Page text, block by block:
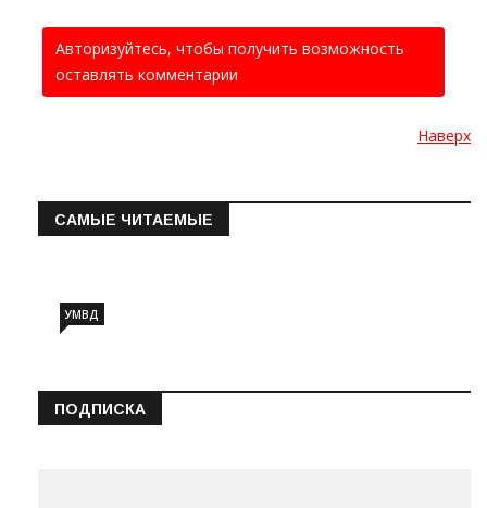
Авторизуйтесь, чтобы получить возможность
оставлять комментарии
Наверх
САМЫЕ ЧИТАЕМЫЕ
УМВД
ПОДПИСКА